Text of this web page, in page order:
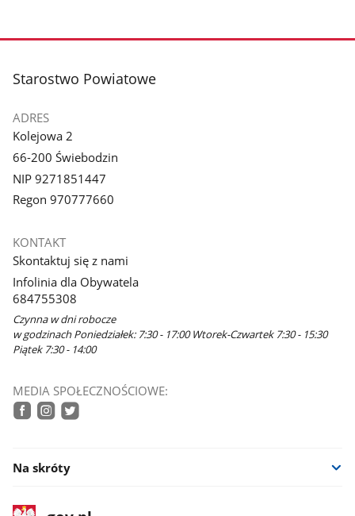
stopka
Starostwo Powiatowe
ADRES
Kolejowa 2
66-200 Świebodzin
NIP 9271851447
Regon 970777660
KONTAKT
Skontaktuj się z nami
Infolinia dla Obywatela
684755308
Czynna w dni robocze
w godzinach Poniedziałek: 7:30 - 17:00 Wtorek-Czwartek 7:30 - 15:30
Piątek 7:30 - 14:00
MEDIA SPOŁECZNOŚCIOWE:
Na skróty
stopka